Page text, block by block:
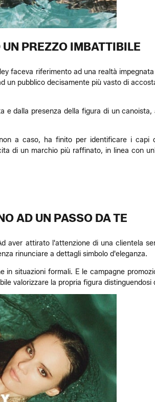
PREZZO IMBATTIBILE
faceva riferimento ad una realtà
un pubblico decisamente più vasto di
e dalla presenza della figura di un
a caso, ha finito per identificare i capi
di un marchio più raffinato, in linea con
AD UN PASSO DA TE
aver attirato l'attenzione di una clientela
rinunciare a dettagli simbolo d'eleganza.
situazioni formali. E le campagne
valorizzare la propria figura distinguendosi